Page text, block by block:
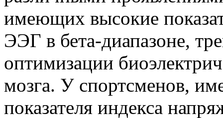
имеющих высокие
ЭЭГ в бета-диапазоне,
оптимизации
мозга. У спортсменов,
показателя индекса